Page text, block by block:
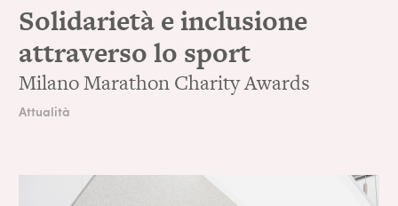
Solidarietà e inclusione
attraverso lo sport
Milano Marathon Charity Awards
Attualità